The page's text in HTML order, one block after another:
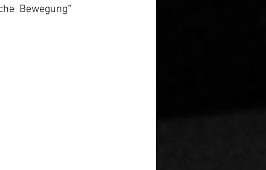
Bewegung“